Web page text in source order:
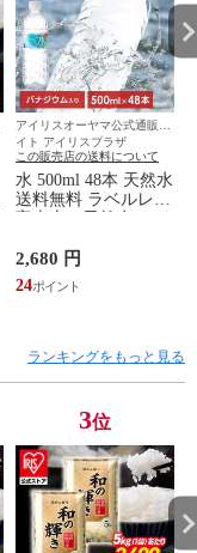
アイリスオーヤマ公式通販サ
イト アイリスプラザ
この販売店の送料について
水 500ml 48本 天然水
送料無料 ラベルレス
ミネラルウォーター
アイリス 富士山 新
生活 一人暮らし 備
2,680 円
24
ランキングをもっと見る
3位